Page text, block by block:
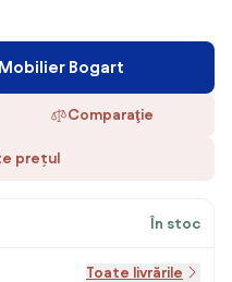
Bogart
Comparaţie
prețul
În stoc
Toate livrările